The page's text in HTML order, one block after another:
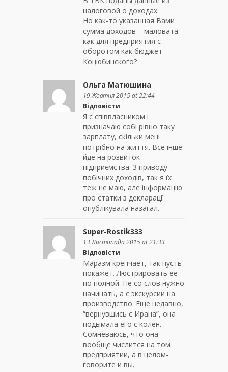
налоговой о доходах.
Но как-то указанная Вами
сумма доходов – маловата
как для предприятия с
оборотом как бюджет
Коцюбинского?
Ольга Матюшина
19 Жовтня 2015 at 22:44
Відповісти
Я є співвласником і
призначаю собі рівно таку
зарплату, скільки мені
потрібно на життя. Все інше
йде на розвиток
підприємства. З приводу
побічних доходів, так я їх
теж не маю, але інформацію
про статки з декларації
опублікувала назагал.
Super-Rostik333
13 Листопада 2015 at 21:33
Відповісти
Маразм крепчает, так пусть
покажет. Люстрировать ее
по полной. Не со слов нужно
начинать, а с экскурсии на
производство. Еще недавно,
“вернувшись с Ирана”, она
подымала его с колен.
Сомневаюсь, что она
вообще числится на том
предприятии, а в целом-
говорите и вы.